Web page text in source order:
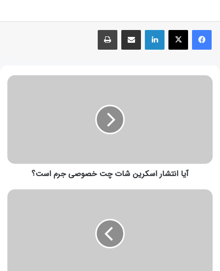
آیا انتشار اسکرین شات چت خصوصی جرم است؟